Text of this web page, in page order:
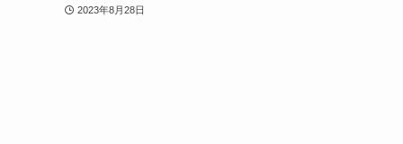
2023年8月28日